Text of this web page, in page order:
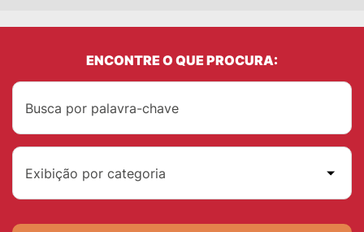
ENCONTRE O QUE PROCURA:
Exibição por categoria